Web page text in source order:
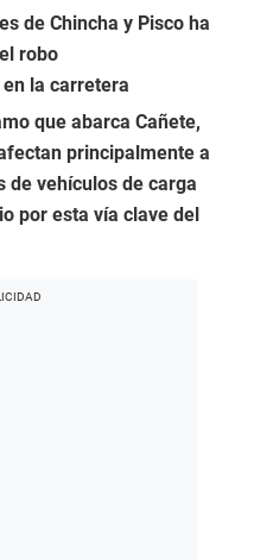
de Chincha y Pisco ha
robo
en la carretera
que abarca Cañete,
principalmente a
vehículos de carga
por esta vía clave del